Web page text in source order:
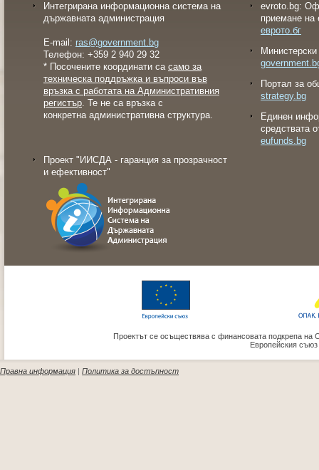
Интегрирана информационна система на
държавната администрация
E-mail: ras@government.bg
Телефон: +359 2 940 29 32
* Посочените координати са само за
техническа поддръжка и въпроси във
връзка с работата на Административния
регистър. Те не са връзка с
конкретна административна структура.
Проект "ИИСДА - гаранция за прозрачност
и ефективност"
evroto.bg:
приемане на
еврото.бг
Портал за
strategy.bg
Eдинен
средствата
eufunds.bg
Проектът се осъществява с финансовата подкрепа на
Европейския
Правна информация Политика за достъпност